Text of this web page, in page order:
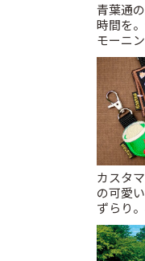
青葉通
時間を
モーニ
カスタ
の可愛
ずらり
T&K」 |